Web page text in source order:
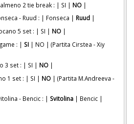
2 tie break : | SI | NO |
- Ruud : | Fonseca | Ruud |
5 set : | SI | NO |
: | SI | NO | (Partita Cirstea - Xiy
3 set : | SI | NO |
1 set : | SI | NO | (Partita M.Andreeva -
- Bencic : | Svitolina | Bencic |